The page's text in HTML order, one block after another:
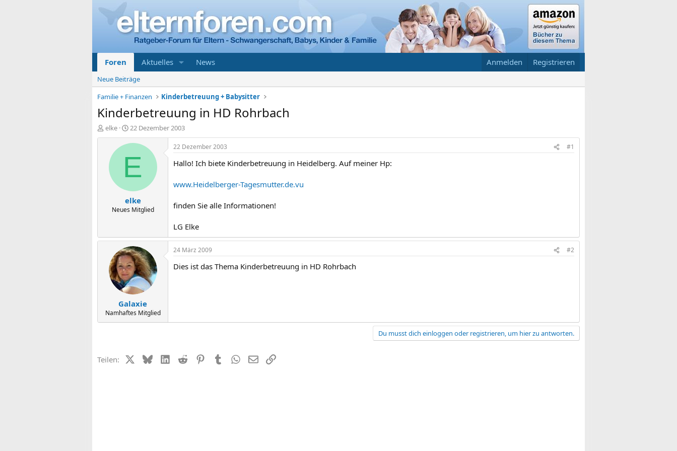
Foren Aktuelles News Anmelden Registrieren
Neue Beiträge
Familie + Finanzen
Kinderbetreuung + Babysitter
Kinderbetreuung in HD Rohrbach
E
r
elke
E
r
s
e
l
t
a
m
22 Dezember 2003
E
elke
Neues Mitglied
22 Dezember 2003 #1
Hallo! Ich biete Kinderbetreuung in Heidelberg. Auf meiner Hp:
www.Heidelberger-Tagesmutter.de.vu
finden Sie alle Informationen!
LG Elke
Galaxie
Namhaftes Mitglied
24 März 2009 #2
Dies ist das Thema Kinderbetreuung in HD Rohrbach
Du musst dich einloggen oder registrieren, um hier zu antworten.
Teilen: X (Twitter)
BlueskyLinkedIn
Reddit PinterestTumblrWhatsApp
E-MailLink